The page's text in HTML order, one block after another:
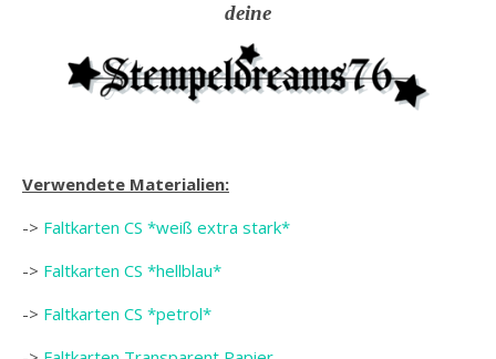
deine
Verwendete Materialien:
-> Faltkarten CS *weiß extra stark*
-> Faltkarten CS *hellblau*
-> Faltkarten CS *petrol*